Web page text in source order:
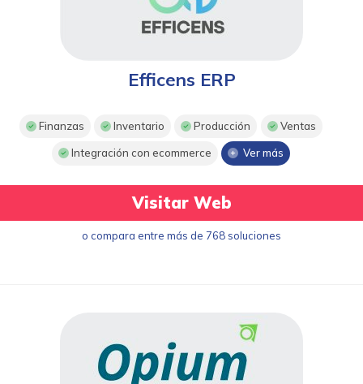
Efficens ERP
Finanzas Inventario Producción Ventas
Integración con ecommerce Ver más
Visitar Web
o compara entre más de 768 soluciones